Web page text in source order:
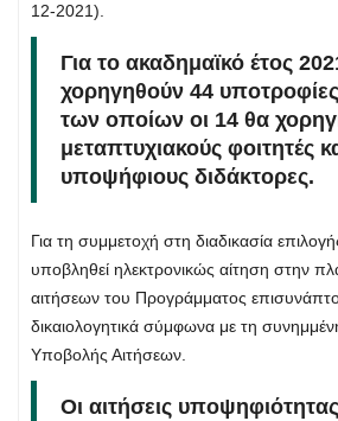
12-2021).
Για το ακαδημαϊκό έτος
χορηγηθούν 44
των οποίων οι 14 θα
μεταπτυχιακούς φοιτητές
υποψήφιους διδάκτορες.
Για τη συμμετοχή στη διαδικασία
υποβληθεί ηλεκτρονικώς αίτηση στην
αιτήσεων του Προγράμματος
δικαιολογητικά σύμφωνα με τη
Υποβολής Αιτήσεων.
Οι αιτήσεις